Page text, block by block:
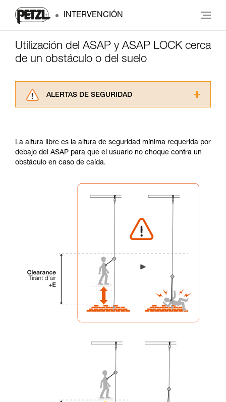
INTERVENCIÓN
Utilización del ASAP y ASAP LOCK cerca
de un obstáculo o del suelo
ALERTAS DE SEGURIDAD
información de la ficha técnica para poder
comprender este complemento informativo.
Dominar estas técnicas requiere una formación
través de un profesional su capacidad para
ejecutar estas técnicas, solo y con total
seguridad, antes de ejecutarlas de forma
Damos ejemplos de técnicas relacionadas con
su actividad. Pueden existir otras que no
La altura libre es la altura de seguridad mínima requerida por
debajo del ASAP para que el usuario no choque contra un
obstáculo en caso de caída.